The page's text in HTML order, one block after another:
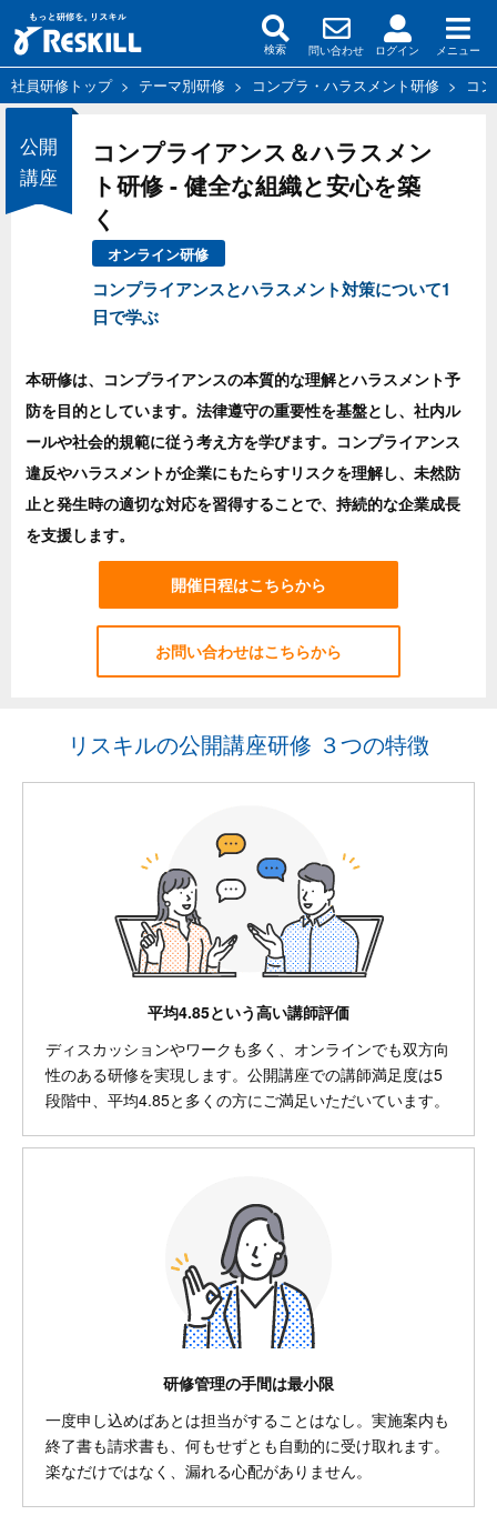
検索 問い合わせ ログイン メニュー
社員研修トップ> テーマ別研修 > コンプラ・ハラスメント研修 > コ
コンプライアンス＆ハラスメン
ト研修 - 健全な組織と安心を築
く
オンライン研修
コンプライアンスとハラスメント対策について1
日で学ぶ
公開
講座
本研修は、コンプライアンスの本質的な理解とハラスメント予
防を目的としています。法律遵守の重要性を基盤とし、社内ル
ールや社会的規範に従う考え方を学びます。コンプライアンス
違反やハラスメントが企業にもたらすリスクを理解し、未然防
止と発生時の適切な対応を習得することで、持続的な企業成長
を支援します。
開催日程はこちらから
お問い合わせはこちらから
リスキルの公開講座研修 ３つの特徴
平均4.85という高い講師評価
ディスカッションやワークも多く、オンラインでも双方向
性のある研修を実現します。公開講座での講師満足度は5
段階中、平均4.85と多くの方にご満足いただいています。
研修管理の手間は最小限
一度申し込めばあとは担当がすることはなし。実施案内も
終了書も請求書も、何もせずとも自動的に受け取れます。
楽なだけではなく、漏れる心配がありません。